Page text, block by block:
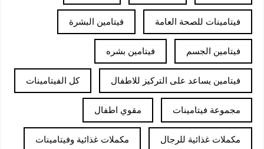
فيتامينات للصحة العامة فيتامين البشرة
فيتامين الجسم فيتامين بشره
فيتامين يساعد على التركيز للاطفال كل الفيتامينات
مجموعة فيتامينات مقوي اطفال
مكملات غذائية للرجال مكملات غذائية وفيتامينات